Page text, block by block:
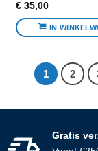
€35,00
IN
1 2
Gratis